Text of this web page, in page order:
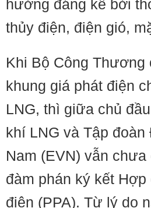
hưởng đáng kể bởi
thủy điện, điện gió,
Khi Bộ Công Thương
khung giá phát điện
LNG, thì giữa chủ
khí LNG và Tập
Nam (EVN) vẫn
đàm phán ký kết Hợp
điện (PPA). Từ lý do